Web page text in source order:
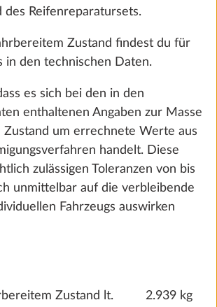
inkl. Fußraumisolierung
451 €
Hinzufügen
6
des Reifenreparatursets.
Zustand findest du für
in den technischen Daten.
es sich bei den in den
enthaltenen Angaben zur Masse
um errechnete Werte aus
handelt. Diese
zulässigen Toleranzen von bis
unmittelbar auf die verbleibende
Fahrzeugs auswirken
Zustand lt.
2.939 kg